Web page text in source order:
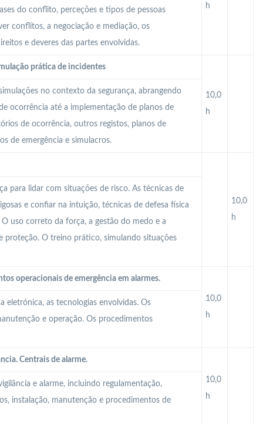
h
do conflito, perceções e tipos de pessoas
conflitos, a negociação e mediação, os
e deveres das partes envolvidas.
prática de incidentes
10,0
h
no contexto da segurança, abrangendo
ocorrência até a implementação de planos de
de ocorrência, outros registos, planos de
de emergência e simulacros.
10,0
h
para lidar com situações de risco. As técnicas de
e confiar na intuição, técnicas de defesa física
uso correto da força, a gestão do medo e a
proteção. O treino prático, simulando situações
operacionais de emergência em alarmes.
10,0
h
eletrónica, as tecnologias envolvidas. Os
e operação. Os procedimentos
Centrais de alarme.
10,0
h
e alarme, incluindo regulamentação,
instalação, manutenção e procedimentos de